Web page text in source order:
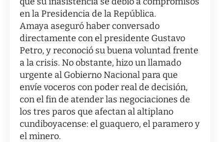
en la Presidencia de la República.
Amaya aseguró haber conversado
directamente con el presidente Gustavo
Petro, y reconoció su buena voluntad frente
a la crisis. No obstante, hizo un llamado
urgente al Gobierno Nacional para que
envíe voceros con poder real de decisión,
con el fin de atender las negociaciones de
los tres paros que afectan al altiplano
cundiboyacense: el guaquero, el paramero y
el minero.